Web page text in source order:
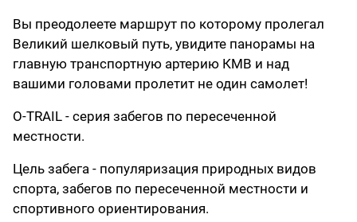
Вы преодолеете маршрут по которому пролегал
Великий шелковый путь, увидите панорамы на
главную транспортную артерию КМВ и над
вашими головами пролетит не один самолет!
O-TRAIL - серия забегов по пересеченной
местности.
Цель забега - популяризация природных видов
спорта, забегов по пересеченной местности и
спортивного ориентирования.